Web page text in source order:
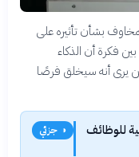
بشأن تأثيره على
فكرة أن الذكاء
يرى أنه سيخلق فرصًا
للوظائف
◑ جزئي